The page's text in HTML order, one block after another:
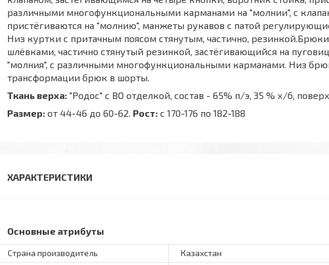
различными многофункциональными карманами на "молнии", с
пристёгиваются на "молнию", манжеты рукавов с патой
Низ куртки с притачным поясом стянутым, частично,
шлёвками, частично стянутый резинкой, застёгивающийся на
"молния", с различными многофункциональными карманами. Низ
трансформации брюк в шорты.
Ткань верха: "Родос" с ВО отделкой, состав - 65% п/э, 35 % х/б,
Размер: от 44-46 до 60-62. Рост: с 170-176 по 182-188
ХАРАКТЕРИСТИКИ
Основные атрибуты
Страна производитель
Казахстан